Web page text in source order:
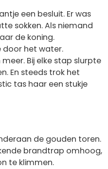
een besluit. Er was
sokken. Als niemand
de koning.
door het water.
Bij elke stap slurpte
En steeds trok het
tas haar een stukje
de gouden toren.
brandtrap omhoog,
te klimmen.